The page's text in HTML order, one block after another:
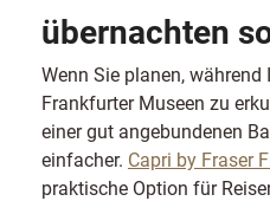
übernachten
Wenn Sie planen,
Frankfurter Museen zu
einer gut angebundenen
einfacher. Capri by Fraser
praktische Option für